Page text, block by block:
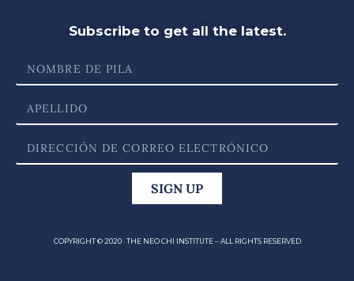
Subscribe to get all the latest.
SIGN UP
COPYRIGHT © 2020 · THE NEO CHI INSTITUTE – ALL RIGHTS RESERVED